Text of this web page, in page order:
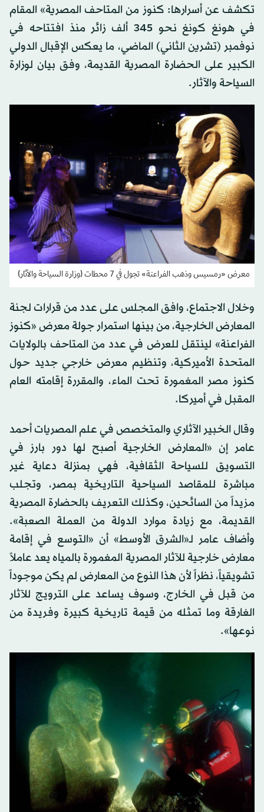
تكشف عن أسرارها: كنوز من المتاحف المصرية» المقام
في هونغ كونغ نحو 345 ألف زائر منذ افتتاحه في
نوفمبر (تشرين الثاني) الماضي، ما يعكس الإقبال الدولي
الكبير على الحضارة المصرية القديمة، وفق بيان لوزارة
السياحة والآثار.
معرض «رمسيس وذهب الفراعنة» تجول في 7 محطات (وزارة السياحة والآثار)
وخلال الاجتماع، وافق المجلس على عدد من قرارات لجنة
المعارض الخارجية، من بينها استمرار جولة معرض «كنوز
الفراعنة» لينتقل للعرض في عدد من المتاحف بالولايات
المتحدة الأميركية، وتنظيم معرض خارجي جديد حول
كنوز مصر المغمورة تحت الماء، والمقررة إقامته العام
المقبل في أميركا.
وقال الخبير الآثاري والمتخصص في علم المصريات أحمد
عامر إن «المعارض الخارجية أصبح لها دور بارز في
التسويق للسياحة الثقافية، فهي بمنزلة دعاية غير
مباشرة للمقاصد السياحية التاريخية بمصر، وتجلب
مزيداً من السائحين، وكذلك التعريف بالحضارة المصرية
القديمة، مع زيادة موارد الدولة من العملة الصعبة».
وأضاف عامر لـ«الشرق الأوسط» أن «التوسع في إقامة
معارض خارجية للآثار المصرية المغمورة بالمياه يعد عاملاً
تشويقياً، نظراً لأن هذا النوع من المعارض لم يكن موجوداً
من قبل في الخارج، وسوف يساعد على الترويج للآثار
الغارقة وما تمثله من قيمة تاريخية كبيرة وفريدة من
نوعها».